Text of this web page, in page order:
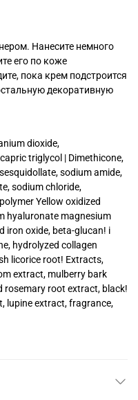
Нанесите немного
его по коже
пока крем подстроится
декоративную
dioxide,
triglycol | Dimethicone,
sodium amide,
sodium chloride,
Yellow oxidized
hyaluronate magnesium
iron oxide, beta-glucan! i
hydrolyzed collagen
licorice root! Extracts,
extract, mulberry bark
rosemary root extract, black!
lupine extract, fragrance,